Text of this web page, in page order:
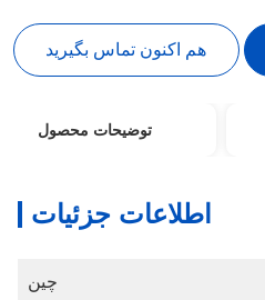
هم اکنون تماس بگیرید
توضیحات محصول
اطلاعات جزئیات
چین